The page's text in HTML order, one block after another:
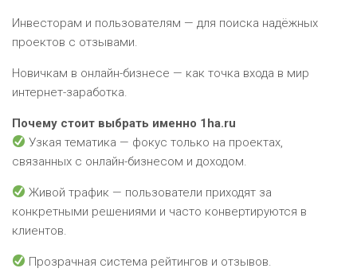
Инвесторам и пользователям — для поиска надёжных
проектов с отзывами.
Новичкам в онлайн-бизнесе — как точка входа в мир
интернет-заработка.
Почему стоит выбрать именно 1ha.ru
Узкая тематика — фокус только на проектах,
связанных с онлайн-бизнесом и доходом.
Живой трафик — пользователи приходят за
конкретными решениями и часто конвертируются в
клиентов.
Прозрачная система рейтингов и отзывов.